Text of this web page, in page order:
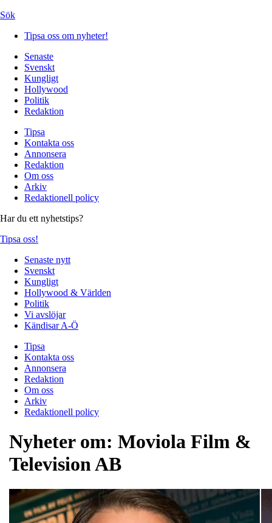
Sök
Tipsa oss om nyheter!
Senaste
Svenskt
Kungligt
Hollywood
Politik
Redaktion
Tipsa
Kontakta oss
Annonsera
Redaktion
Om oss
Arkiv
Redaktionell policy
Har du ett nyhetstips?
Tipsa oss!
Senaste nytt
Svenskt
Kungligt
Hollywood & Världen
Politik
Vi avslöjar
Kändisar A-Ö
Tipsa
Kontakta oss
Annonsera
Redaktion
Om oss
Arkiv
Redaktionell policy
Nyheter om: Moviola Film &
Television AB